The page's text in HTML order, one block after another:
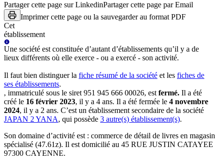
Partager cette page sur LinkedinPartager cette page par Email
Imprimer cette page ou la sauvegarder au format PDF
Cet
établissement
Une société est constituée d’autant d’établissements qu’il y a de
lieux différents où elle exerce - ou a exercé - son activité.
Il faut bien distinguer la fiche résumé de la société et les fiches de
ses établissements.
, immatriculé sous le siret 951 945 666 00026, est fermé. Il a été
créé le 16 février 2023, il y a 4 ans. Il a été fermée le 4 novembre
2024, il y a 2 ans. C’est un établissement secondaire de la société
JAPAN 2 YANA, qui possède 3 autre(s) établissement(s).
Son domaine d’activité est : commerce de détail de livres en magasin
spécialisé (47.61z). Il est domicilié au 45 RUE JUSTIN CATAYEE
97300 CAYENNE.